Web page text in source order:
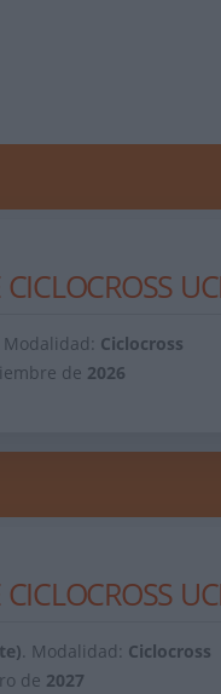
Modalidad: Ciclocross
de 2026
. Modalidad: Ciclocross
de 2027